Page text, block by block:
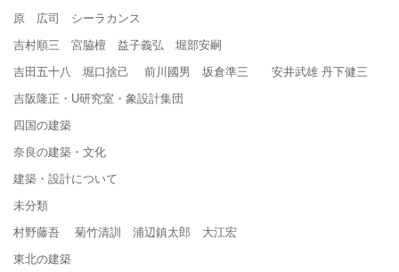
原 広司 シーラカンス
吉村順三 宮脇檀 益子義弘 堀部安嗣
吉田五十八 堀口捨己 前川國男 坂倉準三 安井武雄 丹下健三
吉阪隆正・U研究室・象設計集団
四国の建築
奈良の建築・文化
建築・設計について
未分類
村野藤吾 菊竹清訓 浦辺鎮太郎 大江宏
東北の建築